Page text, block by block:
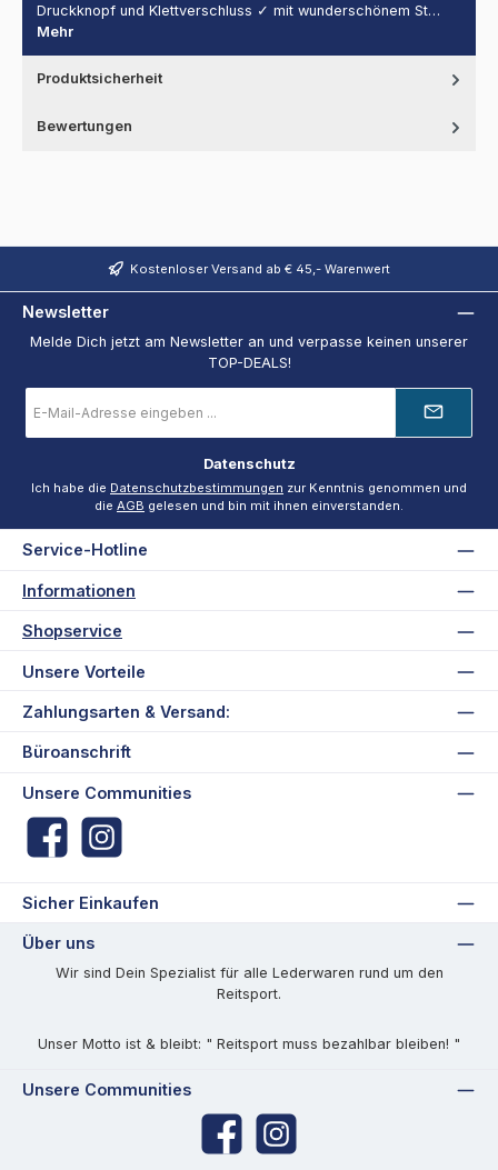
Druckknopf und Klettverschluss ✓ mit wunderschönem St…
Mehr
Produktsicherheit
Bewertungen
Kostenloser Versand ab € 45,- Warenwert
Newsletter
Melde Dich jetzt am Newsletter an und verpasse keinen unserer
TOP-DEALS!
Mail-
Adresse
Datenschutz
Ich habe die Datenschutzbestimmungen zur Kenntnis genommen und
die AGB gelesen und bin mit ihnen einverstanden.
Service-Hotline
Informationen
Shopservice
Unsere Vorteile
Unsere Communities
FacebookInstagram
Zahlungsarten & Versand:
Büroanschrift
Sicher Einkaufen
Über uns
Wir sind Dein Spezialist für alle Lederwaren rund um den
Reitsport.
Unser Motto ist & bleibt: " Reitsport muss bezahlbar bleiben! "
Unsere Communities
FacebookInstagram